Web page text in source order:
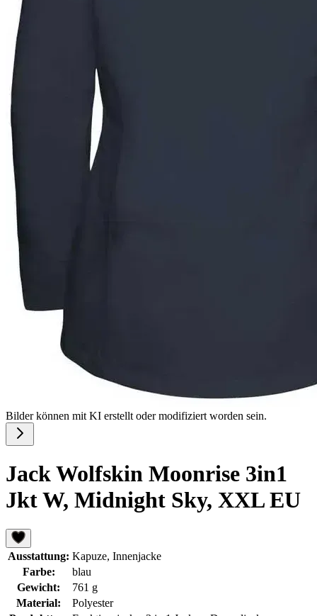
Bilder können mit KI erstellt oder modifiziert worden sein.
Jack Wolfskin Moonrise 3in1
Jkt W, Midnight Sky, XXL EU
Ausstattung: Kapuze, Innenjacke
Farbe:
blau
Gewicht:
761 g
Material:
Polyester